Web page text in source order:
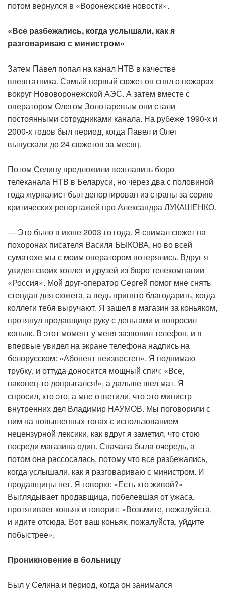
потом вернулся в «Воронежские новости».
«Все разбежались, когда услышали, как я
разговариваю с министром»
Затем Павел попал на канал НТВ в качестве
внештатника. Самый первый сюжет он снял о пожарах
вокруг Нововоронежской АЭС. А затем вместе с
оператором Олегом Золотаревым они стали
постоянными сотрудниками канала. На рубеже 1990-х и
2000-х годов был период, когда Павел и Олег
выпускали до 24 сюжетов за месяц.
Потом Селину предложили возглавить бюро
телеканала НТВ в Беларуси, но через два с половиной
года журналист был депортирован из страны за серию
критических репортажей про Александра ЛУКАШЕНКО.
— Это было в июне 2003-го года. Я снимал сюжет на
похоронах писателя Василя БЫКОВА, но во всей
суматохе мы с моим оператором потерялись. Вдруг я
увидел своих коллег и друзей из бюро телекомпании
«Россия». Мой друг-оператор Сергей помог мне снять
стендап для сюжета, а ведь принято благодарить, когда
коллеги тебя выручают. Я зашел в магазин за коньяком,
протянул продавщице руку с деньгами и попросил
коньяк. В этот момент у меня зазвонил телефон, и я
впервые увидел на экране телефона надпись на
белорусском: «Абонент неизвестен». Я поднимаю
трубку, и оттуда доносится мощный спич: «Все,
наконец-то допрыгался!», а дальше шел мат. Я
спросил, кто это, а мне ответили, что это министр
внутренних дел Владимир НАУМОВ. Мы поговорили с
ним на повышенных тонах с использованием
нецензурной лексики, как вдруг я заметил, что стою
посреди магазина один. Сначала была очередь, а
потом она рассосалась, потому что все разбежались,
когда услышали, как я разговариваю с министром. И
продавщицы нет. Я говорю: «Есть кто живой?»
Выглядывает продавщица, побелевшая от ужаса,
протягивает коньяк и говорит: «Возьмите, пожалуйста,
и идите отсюда. Вот ваш коньяк, пожалуйста, уйдите
побыстрее».
Проникновение в больницу
Был у Селина и период, когда он занимался